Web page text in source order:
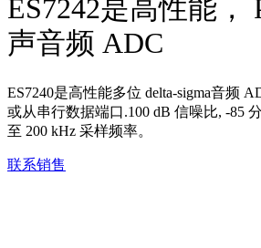
ES7242是高性能，
声音频 ADC
ES7240是高性能多位 delta-sigma音频
或从串行数据端口.100 dB 信噪比, -85
至 200 kHz 采样频率。
联系销售